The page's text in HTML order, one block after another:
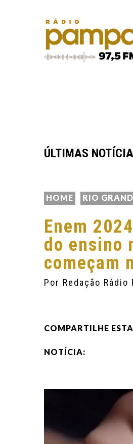
ÚLTIMAS
APÓS ELIMINAÇÃO DO
HOME RIO
Enem
do ensino
começam
Por Redação Rádio
COMPARTILHE ESTA
NOTÍCIA: